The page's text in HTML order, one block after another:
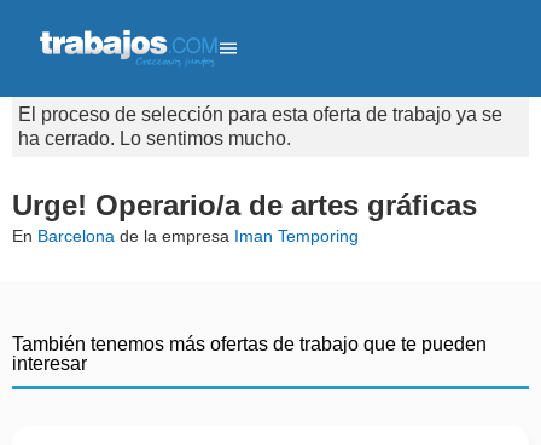
El proceso de selección para esta oferta de trabajo ya se
ha cerrado. Lo sentimos mucho.
Urge! Operario/a de artes gráficas
En Barcelona de la empresa Iman Temporing
También tenemos más ofertas de trabajo que te pueden
interesar